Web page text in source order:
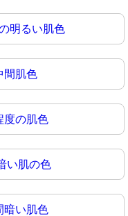
明るい肌色
間肌色
度の肌色
い肌の色
暗い肌色